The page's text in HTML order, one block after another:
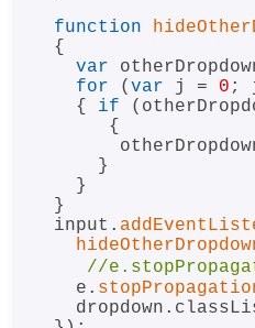
function
  {
var
for ( var j = 0 ; j
    {
if
       {
      }
    }
  }
  input.
    e.
    dropdown.